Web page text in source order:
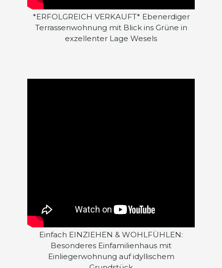
*ERFOLGREICH VERKAUFT* Ebenerdiger
Terrassenwohnung mit Blick ins Grüne in
exzellenter Lage Wesels
Einfach EINZIEHEN & WOHLFÜHLEN:
Besonderes Einfamilienhaus mit
Einliegerwohnung auf idyllischem